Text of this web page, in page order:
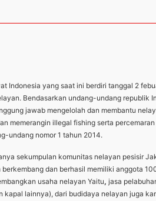
Indonesia yang saat ini berdiri tanggal 2
Bendasarkan undang-undang republik
jawab mengelolah dan membantu
memerangin illegal fishing serta
undang nomor 1 tahun 2014.
sekumpulan komunitas nelayan pesisir
dan berhasil memiliki anggota
usaha nelayan Yaitu, jasa
lainnya), dari budidaya nelayan juga